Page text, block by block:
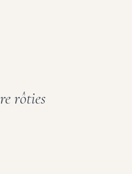
rôties